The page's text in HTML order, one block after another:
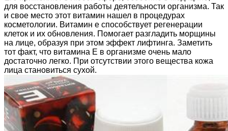
для восстановления работы деятельности организма. Так
и свое место этот витамин нашел в процедурах
косметологии. Витамин е способствует регенерации
клеток и их обновления. Помогает разгладить морщины
на лице, образуя при этом эффект лифтинга. Заметить
тот факт, что витамина Е в организме очень мало
достаточно легко. При отсутствии этого вещества кожа
лица становиться сухой.